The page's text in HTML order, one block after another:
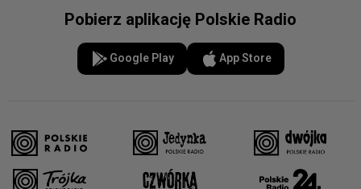
Pobierz aplikację Polskie Radio
Google Play App Store